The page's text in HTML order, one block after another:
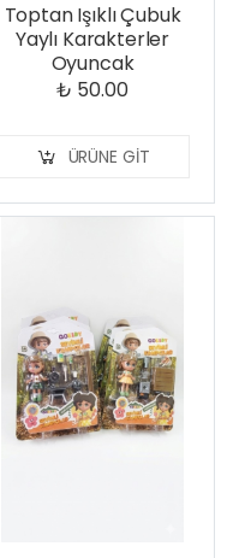
Toptan Işıklı Çubuk
Yaylı Karakterler
Oyuncak
₺ 50.00
ÜRÜNE GIT